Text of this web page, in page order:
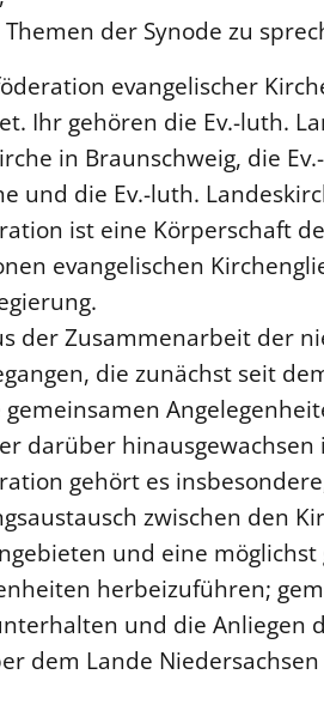
der Synode zu
evangelischer
Ihr gehören die Ev.-luth.
in Braunschweig, die
und die Ev.-luth.
ist eine Körperschaft
evangelischen
der Zusammenarbeit der
die zunächst seit
gemeinsamen
darüber hinausgewachsen
gehört es
zwischen den
und eine
herbeizuführen;
und die Anliegen
dem Lande